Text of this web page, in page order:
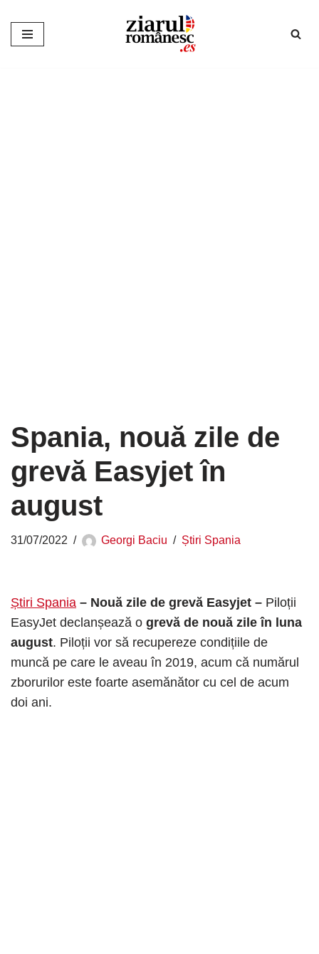
Sari
Spania, nouă zile de
grevă Easyjet în
august
31/07/2022 Georgi Baciu Știri Spania
Știri Spania – Nouă zile de grevă Easyjet – Piloții
EasyJet declanșează o grevă de nouă zile în luna
august. Piloții vor să recupereze condițiile de
muncă pe care le aveau în 2019, acum că numărul
zborurilor este foarte asemănător cu cel de acum
doi ani.